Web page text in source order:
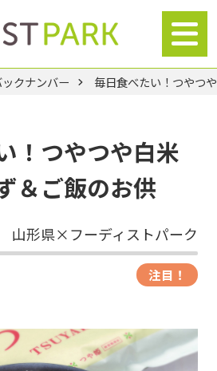
ックナンバー 毎日食べたい！つやつ
！つやつや白米
＆ご飯のお供
山形県×フーディストパーク
注目！